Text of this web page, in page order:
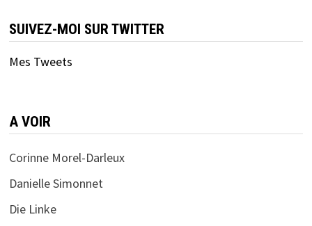
SUIVEZ-MOI SUR TWITTER
Mes Tweets
A VOIR
Corinne Morel-Darleux
Danielle Simonnet
Die Linke